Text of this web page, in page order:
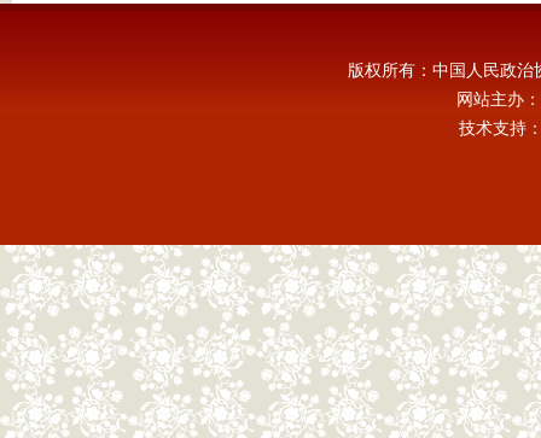
版权所有：中国人民政
网站主办
技术支持